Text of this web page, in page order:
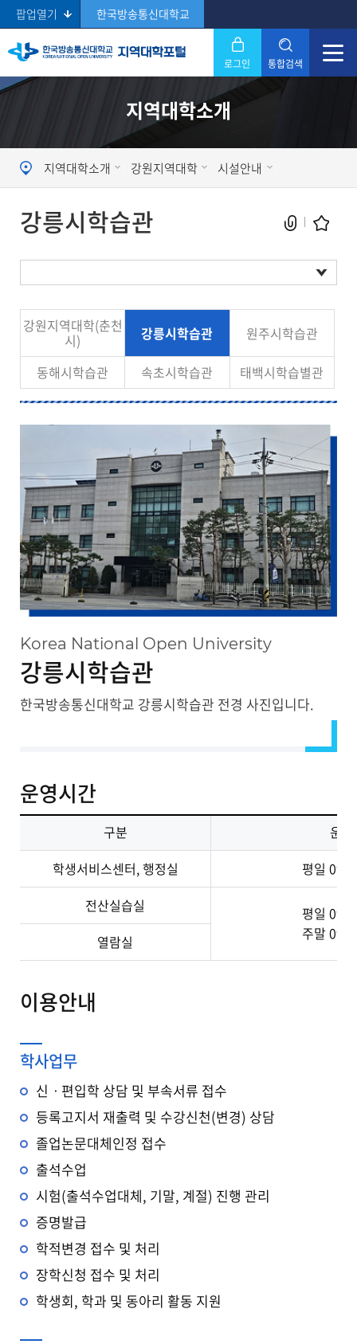
팝업열기 한국방송통신대학교
로그인 통합검색
Search 지역대학소개
지역대학소개 강원지역대학 시설안내
현재 페이지를 즐겨찾는 메뉴로
등록하시겠습니까?
메뉴추가
강릉시학습관
시설현황
대관안내
강원지역대학(춘천
시) 강릉시학습관 원주시학습관
동해시학습관 속초시학습관 태백시학습별관
Korea National Open University
강릉시학습관
한국방송통신대학교 강릉시학습관 전경 사진입니다.
운영시간
구분
운
학생서비스센터, 행정실
평일
전산실습실
평일
주말
열람실
이용안내
학사업무
신ㆍ편입학 상담 및 부속서류 접수
등록고지서 재출력 및 수강신천(변경) 상담
졸업논문대체인정 접수
출석수업
시험(출석수업대체, 기말, 계절) 진행 관리
증명발급
학적변경 접수 및 처리
장학신청 접수 및 처리
학생회, 학과 및 동아리 활동 지원